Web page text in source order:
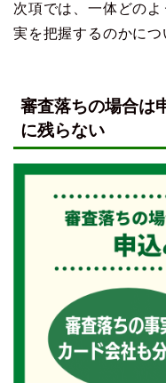
次項では、一体どの
実を把握するのかにつ
審査落ちの場合は
に残らない